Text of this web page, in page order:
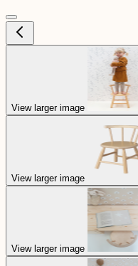
View larger image
View larger image
View larger image